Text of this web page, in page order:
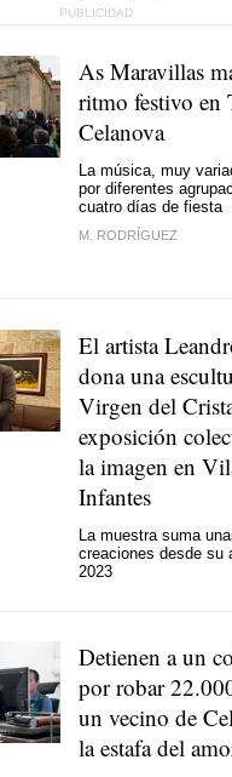
As Maravillas
ritmo festivo en
Celanova
La música, muy
por diferentes
cuatro días de fiesta
M. RODRÍGUEZ
El artista
dona una
Virgen del
exposición
la imagen en
Infantes
La muestra suma
creaciones desde su
2023
Detienen a un
por robar
un vecino de
la estafa del